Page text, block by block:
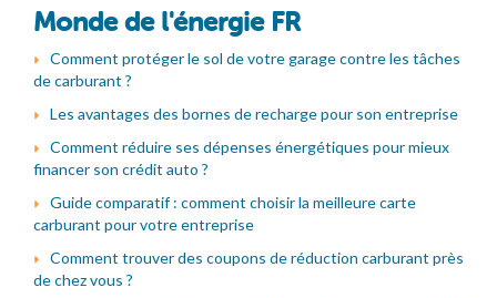
Monde de l'énergie FR
Comment protéger le sol de votre garage contre les tâches
de carburant ?
Les avantages des bornes de recharge pour son entreprise
Comment réduire ses dépenses énergétiques pour mieux
financer son crédit auto ?
Guide comparatif : comment choisir la meilleure carte
carburant pour votre entreprise
Comment trouver des coupons de réduction carburant près
de chez vous ?